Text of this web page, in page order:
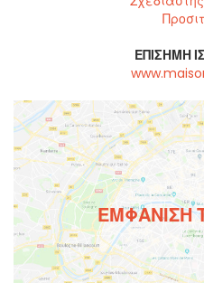
ΕΠΊΣΗΜΗ
ΕΜΦΆΝΙΣΗ